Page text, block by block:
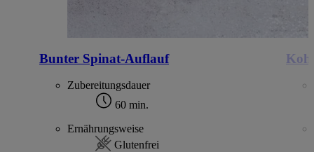
Bunter Spinat-Auflauf
Zubereitungsdauer
60 min.
Ernährungsweise
Glutenfrei